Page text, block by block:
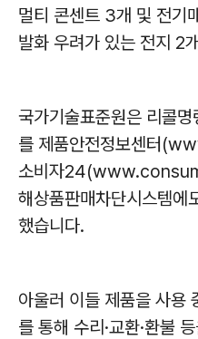
멀티 콘센트 3개 및 전기
발화 우려가 있는 전지 2개
국가기술표준원은 리콜
를 제품안전정보센터
소비자
해상품판매차단시스템에
했습니다.
아울러 이들 제품을 사용
를 통해 수리 ·교환·환불